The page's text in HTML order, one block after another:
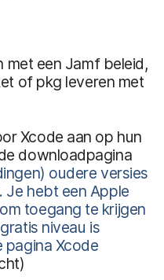
met een Jamf beleid,
of pkg leveren met
Xcode aan op hun
downloadpagina
oudere versies
Je hebt een Apple
toegang te krijgen
niveau is
pagina Xcode